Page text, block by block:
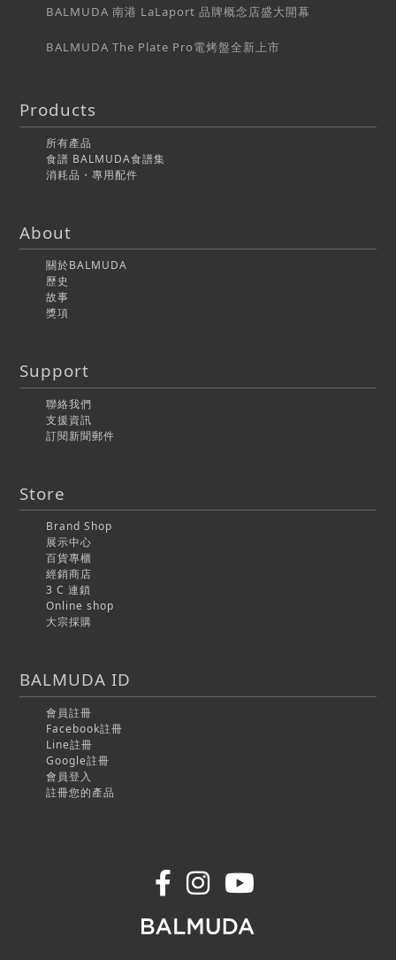
BALMUDA 南港 LaLaport 品牌概念店盛大開幕
BALMUDA The Plate Pro電烤盤全新上市
Products
所有產品
食譜 BALMUDA食譜集
消耗品・專用配件
Store
Brand Shop
展示中心
百貨專櫃
經銷商店
3 C 連鎖
Online shop
大宗採購
About
關於BALMUDA
歷史
故事
獎項
BALMUDA ID
會員註冊
Facebook註冊
Line註冊
Google註冊
會員登入
註冊您的產品
Support
聯絡我們
支援資訊
訂閱新聞郵件